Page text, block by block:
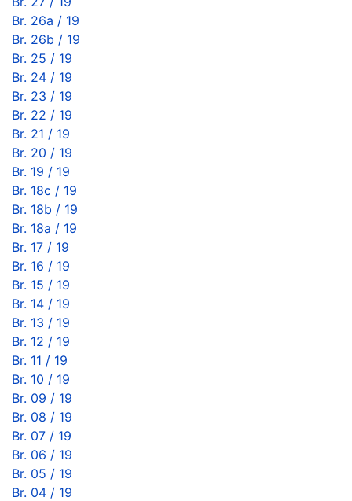
Br. 26a / 19
Br. 26b / 19
Br. 25 / 19
Br. 24 / 19
Br. 23 / 19
Br. 22 / 19
Br. 21 / 19
Br. 20 / 19
Br. 19 / 19
Br. 18c / 19
Br. 18b / 19
Br. 18a / 19
Br. 17 / 19
Br. 16 / 19
Br. 15 / 19
Br. 14 / 19
Br. 13 / 19
Br. 12 / 19
Br. 11 / 19
Br. 10 / 19
Br. 09 / 19
Br. 08 / 19
Br. 07 / 19
Br. 06 / 19
Br. 05 / 19
Br. 04 / 19